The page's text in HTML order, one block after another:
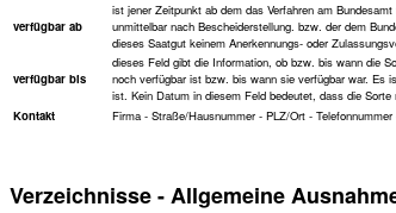
verfügbar ab
ist jener Zeitpunkt ab dem das Verfahren am
unmittelbar nach Bescheiderstellung. bzw. der dem
dieses Saatgut keinem Anerkennungs- oder
verfügbar bis
dieses Feld gibt die Information, ob bzw. bis wann die
noch verfügbar ist bzw. bis wann sie verfügbar war. Es
ist. Kein Datum in diesem Feld bedeutet, dass die Sorte
Kontakt
Firma - Straße/Hausnummer - PLZ/Ort -
Verzeichnisse - Allgemeine